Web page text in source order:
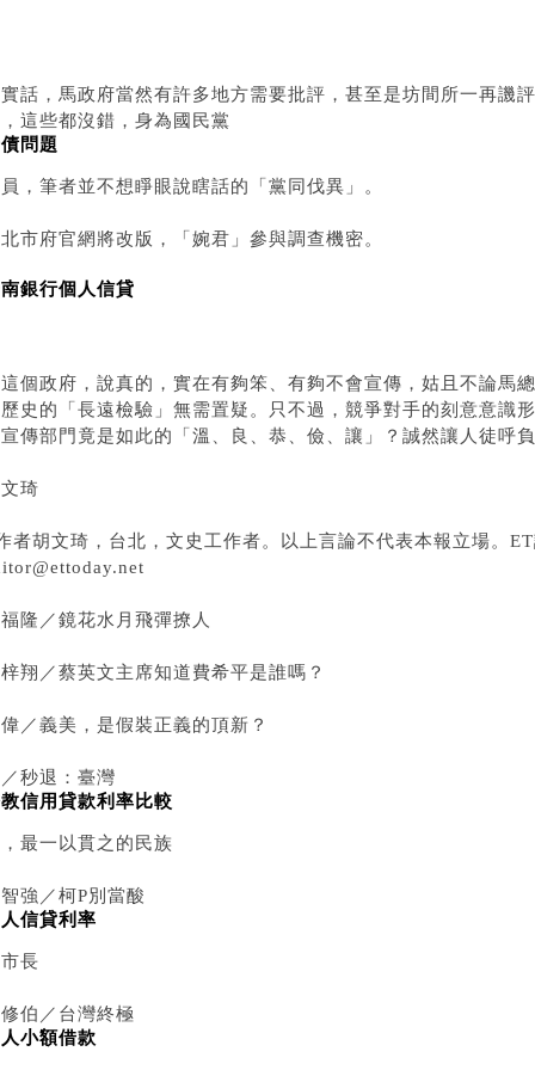
話，馬政府當然有許多地方需要批評，甚至是坊間所一再譏
這些都沒錯，身為國民黨
問題
，筆者並不想睜眼說瞎話的「黨同伐異」。
市府官網將改版，「婉君」參與調查機密。
銀行個人信貸
個政府，說真的，實在有夠笨、有夠不會宣傳，姑且不論馬
史的「長遠檢驗」無需置疑。只不過，競爭對手的刻意意識
傳部門竟是如此的「溫、良、恭、儉、讓」？誠然讓人徒呼
琦
者胡文琦，台北，文史工作者。以上言論不代表本報立場。
隆／鏡花水月飛彈撩人
翔／蔡英文主席知道費希平是誰嗎？
／義美，是假裝正義的頂新？
秒退：臺灣
信用貸款利率比較
最一以貫之的民族
強／柯P別當酸
信貸利率
長
伯／台灣終極
小額借款